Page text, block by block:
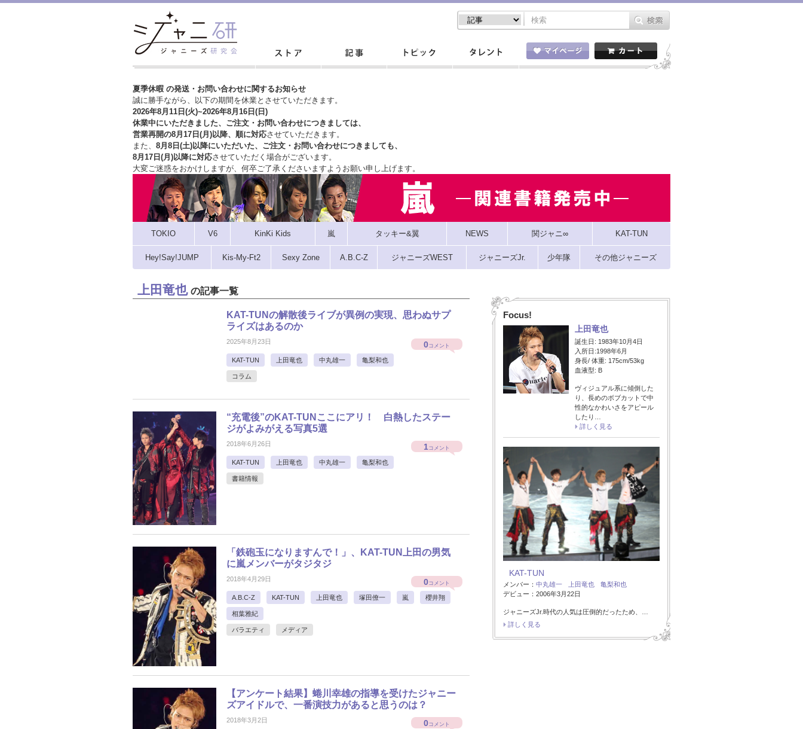
夏季休暇 の発送・お問い合わせに関するお知らせ
誠に勝手ながら、以下の期間を休業とさせていただきます。
2026年8月11日(火)~2026年8月16日(日)
休業中にいただきました、ご注文・お問い合わせにつきましては、
営業再開の8月17日(月)以降、順に対応させていただきます。
また、 8月8日(土)以降にいただいた、ご注文・ お問い合わせにつきましても、
8月17日(月)以降に対応させていただく場合がございます。
大変ご迷惑をおかけしますが、 何卒ご了承くださいますようお願い申し上げます。
TOKIO V6 KinKi Kids 嵐 タッキー&翼 NEWS 関ジャニ∞ KAT-TUN
Hey!Say!JUMP Kis-My-Ft2 Sexy Zone A.B.C-Z ジャニーズWEST ジャニーズJr. 少年隊 その他ジャニーズ
上田竜也 の記事一覧
KAT-TUNの解散後ライブが異例の実現、思わぬサプ
ライズはあるのか
2025年8月23日 0コメント
KAT-TUN 上田竜也 中丸雄一 亀梨和也
コラム
“充電後”のKAT-TUNここにアリ！ 白熱したステー
ジがよみがえる写真5選
2018年6月26日 1コメント
KAT-TUN 上田竜也 中丸雄一 亀梨和也
書籍情報
「鉄砲玉になりますんで！」、KAT-TUN上田の男気
に嵐メンバーがタジタジ
2018年4月29日 0コメント
A.B.C-Z KAT-TUN 上田竜也 塚田僚一 嵐 櫻井翔
相葉雅紀
バラエティ メディア
【アンケート結果】蜷川幸雄の指導を受けたジャニー
ズアイドルで、一番演技力があると思うのは？
2018年3月2日 0コメント
Focus!
上田竜也
誕生日: 1983年10月4日
入所日:1998年6月
身長/ 体重: 175cm/53kg
血液型: B
ヴィジュアル系に傾倒した
り、長めのボブカットで中
性的なかわいさをアピール
したり…
詳しく見る
KAT-TUN
メンバー： 中丸雄一 上田竜也
亀梨和也
デビュー：2006年3月22日
ジャニーズJr.時代の人気は圧倒的だったため、…
詳しく見る